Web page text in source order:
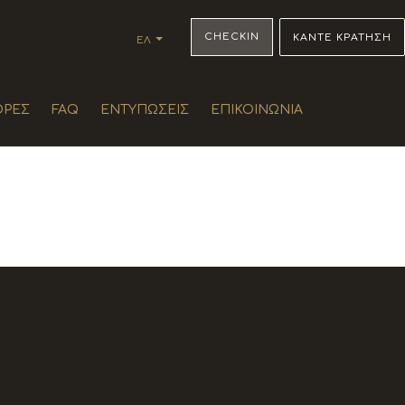
ΕΛ
FR
CHECKIN ΚΑΝΤΕ ΚΡΑΤΗΣΗ
FAQ ΕΝΤΥΠΏΣΕΙΣ ΕΠΙΚΟΙΝΩΝΊΑ